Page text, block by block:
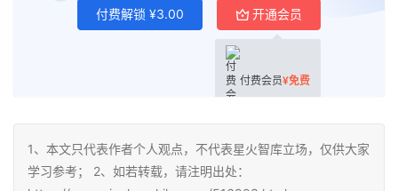
付费解锁 ¥3.00 开通会员
付费会员¥免费
1、本文只代表作者个人观点，不代表星火智库立场，仅供大家
学习参考； 2、如若转载，请注明出处：